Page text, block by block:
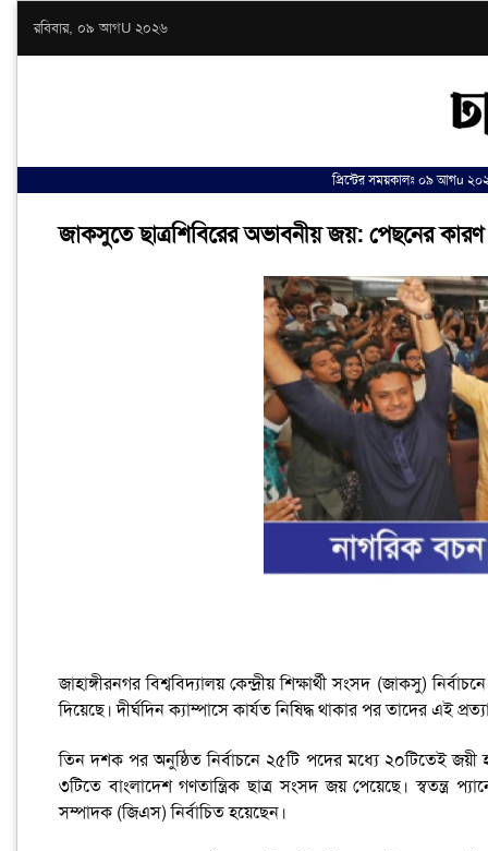
রবিবার, ০৯ আগU ২০২৬
প্রিন্টের সময়কালঃ ০৯ আগu
জাকসুতে ছাত্রশিবিরের অভাবনীয় জয়: পেছনের কারণ
জাহাঙ্গীরনগর বিশ্ববিদ্যালয় কেন্দ্রীয় শিক্ষার্থী সংসদ (জাকসু)
দিয়েছে। দীর্ঘদিন ক্যাম্পাসে কার্যত নিষিদ্ধ থাকার পর তাদের এই
তিন দশক পর অনুষ্ঠিত নির্বাচনে ২৫টি পদের মধ্যে ২০টিতেই জয়ী
৩টিতে বাংলাদেশ গণতান্ত্রিক ছাত্র সংসদ জয় পেয়েছে।
সম্পাদক (জিএস) নির্বাচিত হয়েছেন।